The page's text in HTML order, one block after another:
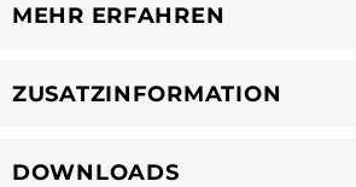
MEHR ERFAHREN
ZUSATZINFORMATION
DOWNLOADS